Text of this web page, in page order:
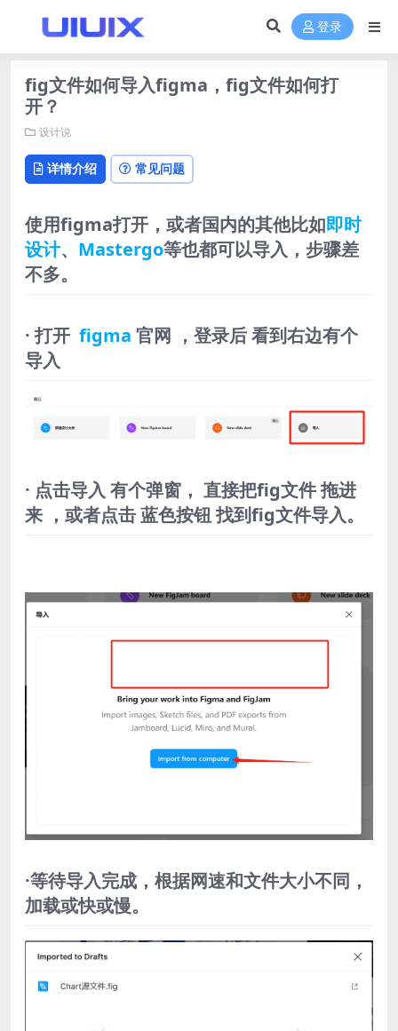
登录
fig文件如何导入figma，fig文件如何打
开？
设计说
详情介绍 常见问题
使用figma打开，或者国内的其他比如即时
设计、 Mastergo等也都可以导入，步骤差
不多。
· 打开 figma 官网 ，登录后 看到右边有个
导入
· 点击导入 有个弹窗， 直接把fig文件 拖进
来 ，或者点击 蓝色按钮 找到fig文件导入。
·等待导入完成，根据网速和文件大小不同，
加载或快或慢。